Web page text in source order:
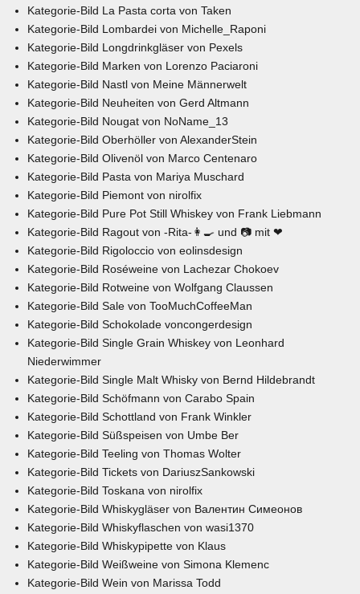
Kategorie-Bild La Pasta corta von Taken
Kategorie-Bild Lombardei von Michelle_Raponi
Kategorie-Bild Longdrinkgläser von Pexels
Kategorie-Bild Marken von Lorenzo Paciaroni
Kategorie-Bild Nastl von Meine Männerwelt
Kategorie-Bild Neuheiten von Gerd Altmann
Kategorie-Bild Nougat von NoName_13
Kategorie-Bild Oberhöller von AlexanderStein
Kategorie-Bild Olivenöl von Marco Centenaro
Kategorie-Bild Pasta von Mariya Muschard
Kategorie-Bild Piemont von nirolfix
Kategorie-Bild Pure Pot Still Whiskey von Frank Liebmann
Kategorie-Bild Ragout von -Rita-👩🍳 und 📷 mit ❤
Kategorie-Bild Rigoloccio von eolinsdesign
Kategorie-Bild Roséweine von Lachezar Chokoev
Kategorie-Bild Rotweine von Wolfgang Claussen
Kategorie-Bild Sale von TooMuchCoffeeMan
Kategorie-Bild Schokolade voncongerdesign
Kategorie-Bild Single Grain Whiskey von Leonhard
Niederwimmer
Kategorie-Bild Single Malt Whisky von Bernd Hildebrandt
Kategorie-Bild Schöfmann von Carabo Spain
Kategorie-Bild Schottland von Frank Winkler
Kategorie-Bild Süßspeisen von Umbe Ber
Kategorie-Bild Teeling von Thomas Wolter
Kategorie-Bild Tickets von DariuszSankowski
Kategorie-Bild Toskana von nirolfix
Kategorie-Bild Whiskygläser von Валентин Симеонов
Kategorie-Bild Whiskyflaschen von wasi1370
Kategorie-Bild Whiskypipette von Klaus
Kategorie-Bild Weißweine von Simona Klemenc
Kategorie-Bild Wein von Marissa Todd